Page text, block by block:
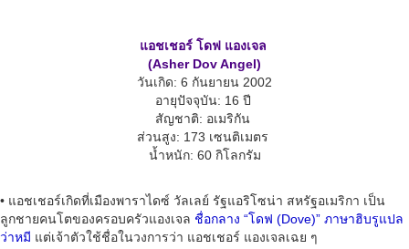
แอชเชอร์ โดฟ แองเจล
(Asher Dov Angel)
วันเกิด: 6 กันยายน 2002
อายุปัจจุบัน: 16 ปี
สัญชาติ: อเมริกัน
ส่วนสูง: 173 เซนติเมตร
น้ำหนัก: 60 กิโลกรัม
• แอชเชอร์เกิดที่เมืองพาราไดซ์ วัลเลย์ รัฐแอริโซน่า สหรัฐอเมริกา เป็น
ลูกชายคนโตของครอบครัวแองเจล ชื่อกลาง “โดฟ (Dove)” ภาษาฮิบรูแปล
ว่าหมี แต่เจ้าตัวใช้ชื่อในวงการว่า แอชเชอร์ แองเจลเฉย ๆ